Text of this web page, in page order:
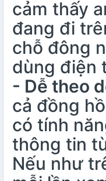
cảm thấy
đang đi
chỗ đông
dùng điện
- Dễ theo
cả đồng
có tính
thông tin
Nếu như